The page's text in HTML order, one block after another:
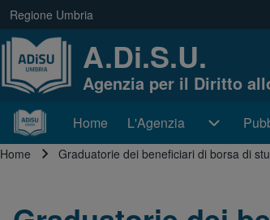
Skip to main navigation
link regione
Regione Umbria
(opens in new tab)
Close search
A.Di.S.U.
Agenzia per il Diritto
Navigazione
Home L'Agenzia
L'Agenzia sub-
Home Graduatorie dei beneficiari di borsa di